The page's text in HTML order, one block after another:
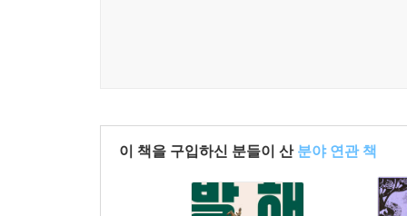
이 책을 구입하신 분들이 산 분야 연관 책